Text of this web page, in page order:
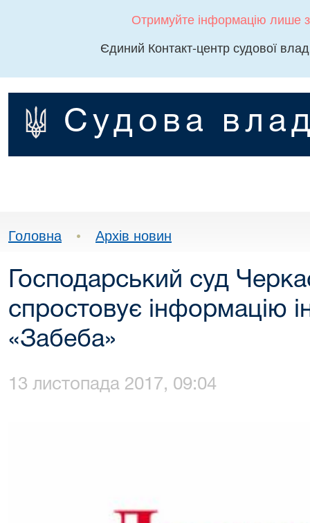
Отримуйте інформацію лише
Єдиний Контакт-центр судової
Судова
Головна • Архів новин
Господарський суд
спростовує інформацію
«Забеба»
13 листопада 2017, 09:04